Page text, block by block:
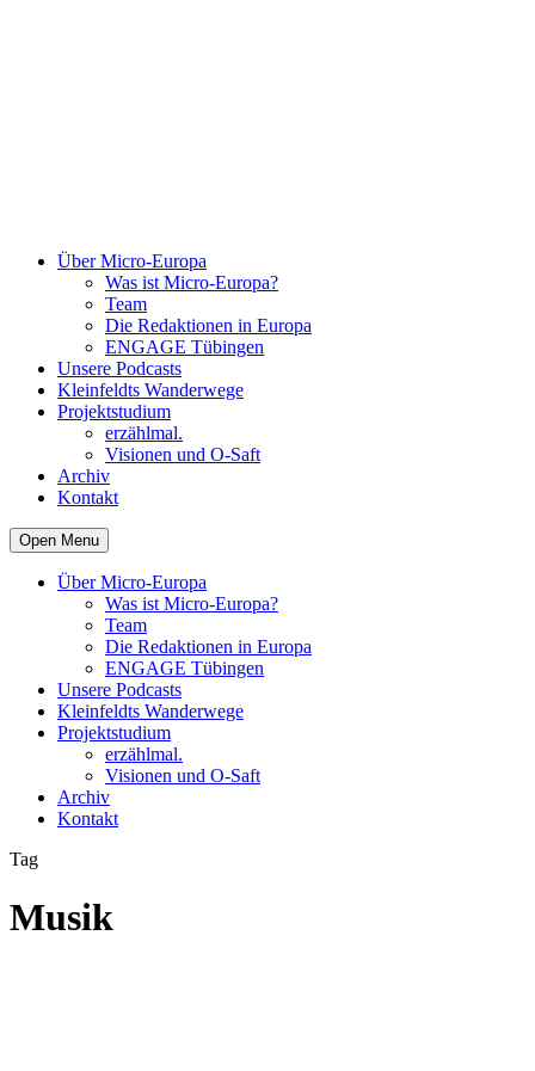
Über Micro-Europa
Was ist Micro-Europa?
Team
Die Redaktionen in Europa
ENGAGE Tübingen
Unsere Podcasts
Kleinfeldts Wanderwege
Projektstudium
erzählmal.
Visionen und O-Saft
Archiv
Kontakt
Open Menu
Über Micro-Europa
Was ist Micro-Europa?
Team
Die Redaktionen in Europa
ENGAGE Tübingen
Unsere Podcasts
Kleinfeldts Wanderwege
Projektstudium
erzählmal.
Visionen und O-Saft
Archiv
Kontakt
Tag
Musik